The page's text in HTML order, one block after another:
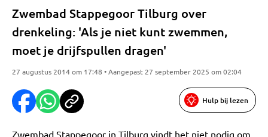
Zwembad Stappegoor Tilburg over
drenkeling: 'Als je niet kunt zwemmen,
moet je drijfspullen dragen'
27 augustus 2014 om 17:48 • Aangepast 27 september 2025 om 02:04
Hulp bij lezen
Zwembad Stappegoor in Tilburg vindt het niet nodig om